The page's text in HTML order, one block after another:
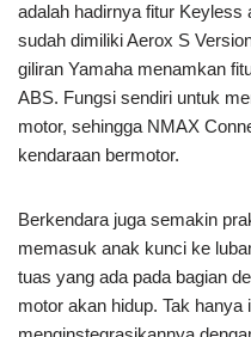
adalah hadirnya fitur
sudah dimiliki Aerox S
giliran Yamaha menamkan
ABS. Fungsi sendiri untuk
motor, sehingga NMAX
kendaraan bermotor.
Berkendara juga semakin
memasuk anak kunci ke
tuas yang ada pada bagian
motor akan hidup. Tak hanya